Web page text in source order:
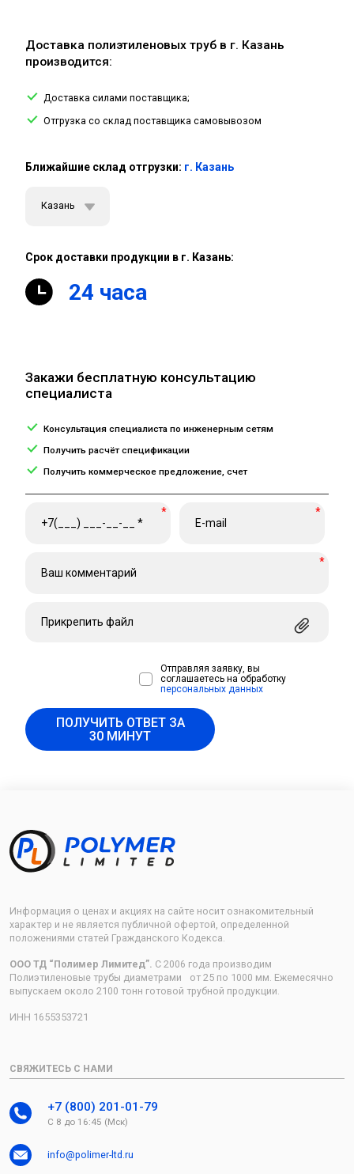
Доставка полиэтиленовых труб в г. Казань
производится:
Доставка силами поставщика;
Отгрузка со склад поставщика самовывозом
Ближайшие склад отгрузки: г. Казань
Казань
Срок доставки продукции в г. Казань:
24 часа
Закажи бесплатную консультацию
специалиста
Консультация специалиста по инженерным сетям
Получить расчёт спецификации
Получить коммерческое предложение, счет
* *
*
Прикрепить файл
Отправляя заявку, вы
соглашаетесь на обработку
персональных данных
ПОЛУЧИТЬ ОТВЕТ ЗА
30 МИНУТ
Информация о ценах и акциях на сайте носит ознакомительный
характер и не является публичной офертой, определенной
положениями статей Гражданского Кодекса.
ООО ТД “Полимер Лимитед”. С 2006 года производим
Полиэтиленовые трубы диаметрами от 25 по 1000 мм. Ежемесячно
выпускаем около 2100 тонн готовой трубной продукции.
ИНН 1655353721
СВЯЖИТЕСЬ С НАМИ
+7 (800) 201-01-79
С 8 до 16:45 (Мск)
info@polimer-ltd.ru